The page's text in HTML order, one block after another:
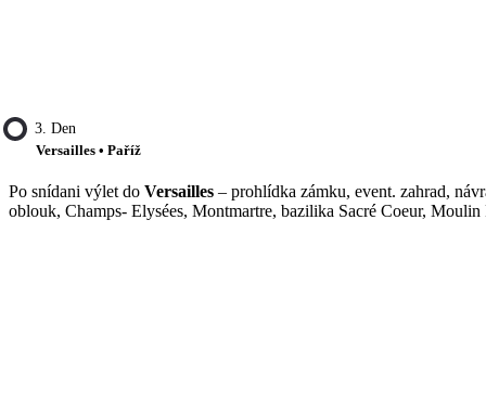
3. Den
Versailles • Paříž
Po snídani výlet do Versailles – prohlídka zámku, event. zahrad,
oblouk, Champs- Elysées, Montmartre, bazilika Sacré Coeur,